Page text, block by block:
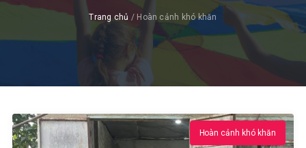
Trang chủ / Hoàn cảnh khó khăn
Hoàn cảnh khó khăn